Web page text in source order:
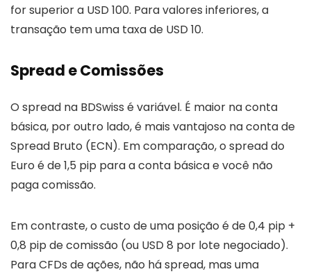
for superior a USD 100. Para valores inferiores, a
transação tem uma taxa de USD 10.
Spread e Comissões
O spread na BDSwiss é variável. É maior na conta
básica, por outro lado, é mais vantajoso na conta de
Spread Bruto (ECN). Em comparação, o spread do
Euro é de 1,5 pip para a conta básica e você não
paga comissão.
Em contraste, o custo de uma posição é de 0,4 pip +
0,8 pip de comissão (ou USD 8 por lote negociado).
Para CFDs de ações, não há spread, mas uma